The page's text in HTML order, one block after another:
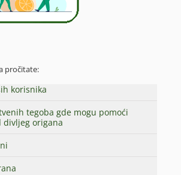
pročitate:
korisnika
tegoba gde mogu pomoći
divljeg origana